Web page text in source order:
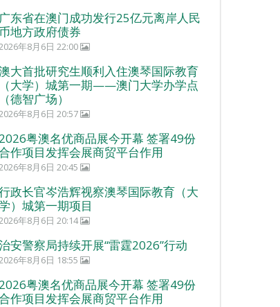
广东省在澳门成功发行25亿元离岸人民
地方政府债券
年8月6日 22:00
大首批研究生顺利入住澳琴国际教育
（大学）城第一期——澳门大学办学点
（德智广场）
年8月6日 20:57
2026粤澳名优商品展今开幕 签署49份
作项目发挥会展商贸平台作用
年8月6日 20:45
政长官岑浩辉视察澳琴国际教育（大
）城第一期项目
年8月6日 20:14
安警察局持续开展“雷霆2026”行动
年8月6日 18:55
2026粤澳名优商品展今开幕 签署49份
作项目发挥会展商贸平台作用